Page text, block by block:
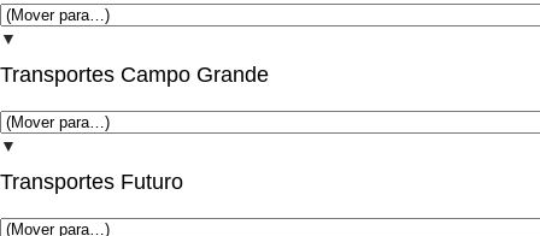
▼
Transportes Campo Grande
▼
Transportes Futuro